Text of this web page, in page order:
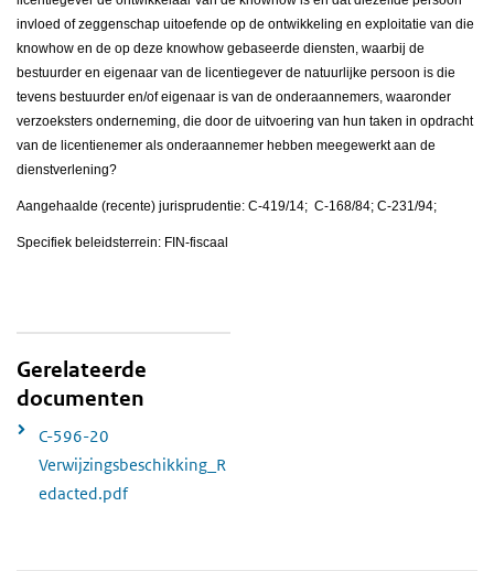
invloed of zeggenschap uitoefende op de ontwikkeling en exploitatie van die
knowhow en de op deze knowhow gebaseerde diensten, waarbij de
bestuurder en eigenaar van de licentiegever de natuurlijke persoon is die
tevens bestuurder en/of eigenaar is van de onderaannemers, waaronder
verzoeksters onderneming, die door de uitvoering van hun taken in opdracht
van de licentienemer als onderaannemer hebben meegewerkt aan de
dienstverlening?
Aangehaalde (recente) jurisprudentie: C-419/14; C-168/84; C-231/94;
Specifiek beleidsterrein: FIN-fiscaal
Gerelateerde
documenten
C-596-20
Verwijzingsbeschikking_R
edacted.pdf